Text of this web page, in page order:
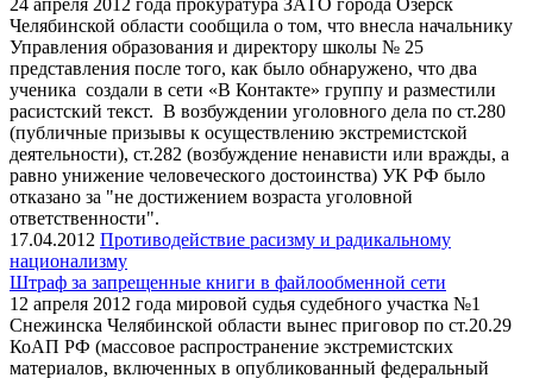
Челябинской области сообщила о том, что внесла начальнику
Управления образования и директору школы № 25
представления после того, как было обнаружено, что два
ученика создали в сети «В Контакте» группу и разместили
расистский текст. В возбуждении уголовного дела по ст.280
(публичные призывы к осуществлению экстремистской
деятельности), ст.282 (возбуждение ненависти или вражды, а
равно унижение человеческого достоинства) УК РФ было
отказано за "не достижением возраста уголовной
ответственности".
17.04.2012 Противодействие расизму и радикальному
национализму
Штраф за запрещенные книги в файлообменной сети
12 апреля 2012 года мировой судья судебного участка №1
Снежинска Челябинской области вынес приговор по ст.20.29
КоАП РФ (массовое распространение экстремистских
материалов, включенных в опубликованный федеральный